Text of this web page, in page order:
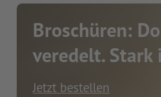
Broschüren:
veredelt.
Jetzt bestellen